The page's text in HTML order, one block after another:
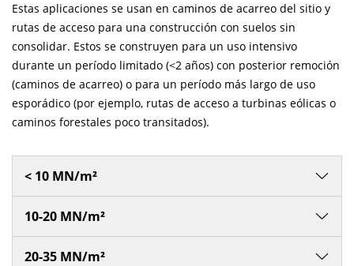
Estas aplicaciones se usan en caminos de acarreo del sitio y
rutas de acceso para una construcción con suelos sin
consolidar. Estos se construyen para un uso intensivo
durante un período limitado (<2 años) con posterior remoción
(caminos de acarreo) o para un período más largo de uso
esporádico (por ejemplo, rutas de acceso a turbinas eólicas o
caminos forestales poco transitados).
< 10 MN/m²
10-20 MN/m²
20-35 MN/m²